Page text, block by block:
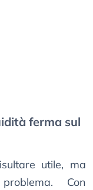
ferma sul
utile, ma
Con